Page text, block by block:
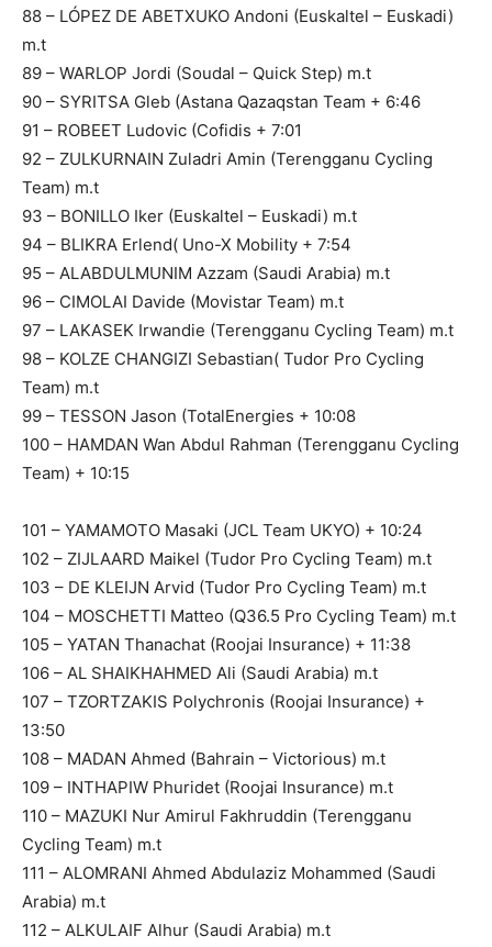
88 – LÓPEZ DE ABETXUKO Andoni (Euskaltel – Euskadi)
m.t
89 – WARLOP Jordi (Soudal – Quick Step) m.t
90 – SYRITSA Gleb (Astana Qazaqstan Team + 6:46
91 – ROBEET Ludovic (Cofidis + 7:01
92 – ZULKURNAIN Zuladri Amin (Terengganu Cycling
Team) m.t
93 – BONILLO Iker (Euskaltel – Euskadi) m.t
94 – BLIKRA Erlend( Uno-X Mobility + 7:54
95 – ALABDULMUNIM Azzam (Saudi Arabia) m.t
96 – CIMOLAI Davide (Movistar Team) m.t
97 – LAKASEK Irwandie (Terengganu Cycling Team) m.t
98 – KOLZE CHANGIZI Sebastian( Tudor Pro Cycling
Team) m.t
99 – TESSON Jason (TotalEnergies + 10:08
100 – HAMDAN Wan Abdul Rahman (Terengganu Cycling
Team) + 10:15
101 – YAMAMOTO Masaki (JCL Team UKYO) + 10:24
102 – ZIJLAARD Maikel (Tudor Pro Cycling Team) m.t
103 – DE KLEIJN Arvid (Tudor Pro Cycling Team) m.t
104 – MOSCHETTI Matteo (Q36.5 Pro Cycling Team) m.t
105 – YATAN Thanachat (Roojai Insurance) + 11:38
106 – AL SHAIKHAHMED Ali (Saudi Arabia) m.t
107 – TZORTZAKIS Polychronis (Roojai Insurance) +
13:50
108 – MADAN Ahmed (Bahrain – Victorious) m.t
109 – INTHAPIW Phuridet (Roojai Insurance) m.t
110 – MAZUKI Nur Amirul Fakhruddin (Terengganu
Cycling Team) m.t
111 – ALOMRANI Ahmed Abdulaziz Mohammed (Saudi
Arabia) m.t
112 – ALKULAIF Alhur (Saudi Arabia) m.t